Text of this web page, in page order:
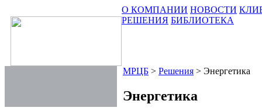
О КОМПАНИИ НОВОСТИ
РЕШЕНИЯ БИБЛИОТЕКА
МРЦБ > Решения > Энергетика
Энергетика